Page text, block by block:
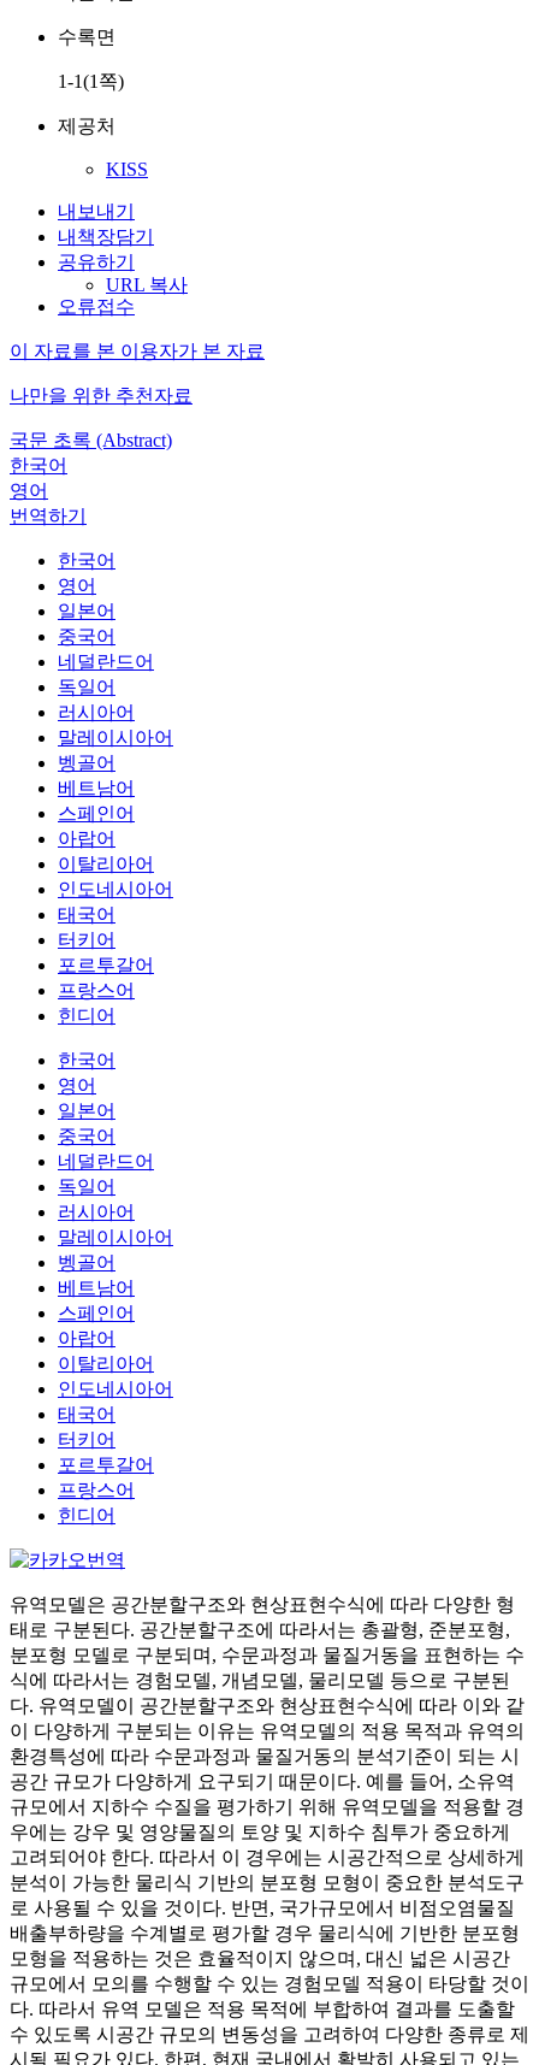
수록면
1-1(1쪽)
제공처
KISS
내보내기
내책장담기
공유하기
URL 복사
오류접수
이 자료를 본 이용자가 본 자료
나만을 위한 추천자료
국문 초록 (Abstract)
한국어
영어
번역하기
한국어
영어
일본어
중국어
네덜란드어
독일어
러시아어
말레이시아어
벵골어
베트남어
스페인어
아랍어
이탈리아어
인도네시아어
태국어
터키어
포르투갈어
프랑스어
힌디어
한국어
영어
일본어
중국어
네덜란드어
독일어
러시아어
말레이시아어
벵골어
베트남어
스페인어
아랍어
이탈리아어
인도네시아어
태국어
터키어
포르투갈어
프랑스어
힌디어
유역모델은 공간분할구조와 현상표현수식에 따라 다양한 형
태로 구분된다. 공간분할구조에 따라서는 총괄형, 준분포형,
분포형 모델로 구분되며, 수문과정과 물질거동을 표현하는 수
식에 따라서는 경험모델, 개념모델, 물리모델 등으로 구분된
다. 유역모델이 공간분할구조와 현상표현수식에 따라 이와 같
이 다양하게 구분되는 이유는 유역모델의 적용 목적과 유역의
환경특성에 따라 수문과정과 물질거동의 분석기준이 되는 시
공간 규모가 다양하게 요구되기 때문이다. 예를 들어, 소유역
규모에서 지하수 수질을 평가하기 위해 유역모델을 적용할 경
우에는 강우 및 영양물질의 토양 및 지하수 침투가 중요하게
고려되어야 한다. 따라서 이 경우에는 시공간적으로 상세하게
분석이 가능한 물리식 기반의 분포형 모형이 중요한 분석도구
로 사용될 수 있을 것이다. 반면, 국가규모에서 비점오염물질
배출부하량을 수계별로 평가할 경우 물리식에 기반한 분포형
모형을 적용하는 것은 효율적이지 않으며, 대신 넓은 시공간
규모에서 모의를 수행할 수 있는 경험모델 적용이 타당할 것이
다. 따라서 유역 모델은 적용 목적에 부합하여 결과를 도출할
수 있도록 시공간 규모의 변동성을 고려하여 다양한 종류로 제
시될 필요가 있다. 한편, 현재 국내에서 활발히 사용되고 있는